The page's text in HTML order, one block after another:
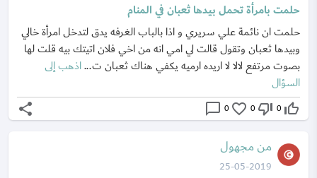
حلمت بامرأة تحمل بيدها ثعبان في المنام
حلمت ان نائمة علي سريري و اذا بالباب الغرفه يدق لتدخل امرأة خالي
وبيدها ثعبان وتقول قالت لي امي انه من اخي فلان اتيتك بيه قلت لها
بصوت مرتفع لالا لا اريده ارميه يكفي هناك ثعبان ت...اذهب إلى
السؤال
thumb_up_off_alt
0
thumb_down_off_alt
0
favorite_border
0
chat_bubble_outline
share
من مجهول
25-05-2019